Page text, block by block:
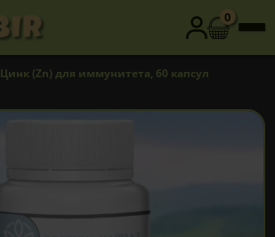
0
Цинк (Zn) для иммунитета, 60 капсул